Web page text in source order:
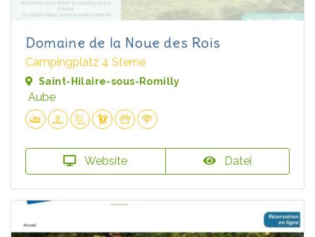
Domaine de la Noue des Rois
Campingplatz 4 Sterne
Saint-Hilaire-sous-Romilly
Aube
Website Datei